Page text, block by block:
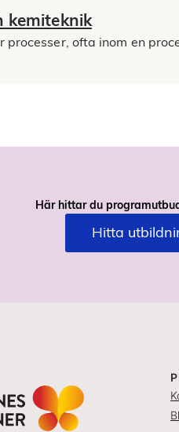
kemiteknik
ofta inom en
Här hittar du
Hitta